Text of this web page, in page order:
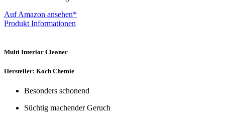
Auf Amazon ansehen*
Produkt Informationen
Multi Interior Cleaner
Hersteller: Koch Chemie
Besonders schonend
Süchtig machender Geruch